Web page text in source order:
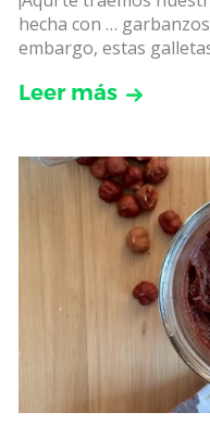
hecha con …
embargo, estas
Leer más